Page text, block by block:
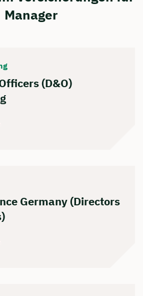
Manager
(D&O)
Germany (Directors